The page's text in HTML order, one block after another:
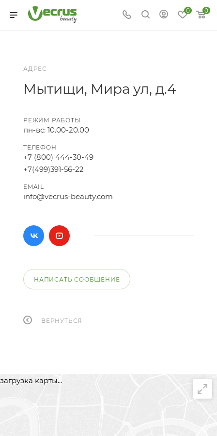
0 0
АДРЕС
Мытищи, Мира ул, д.4
РЕЖИМ РАБОТЫ
пн-вс: 10.00-20.00
ТЕЛЕФОН
+7 (800) 444-30-49
+7(499)391-56-22
EMAIL
info@vecrus-beauty.com
НАПИСАТЬ СООБЩЕНИЕ
ВЕРНУТЬСЯ
загрузка карты...